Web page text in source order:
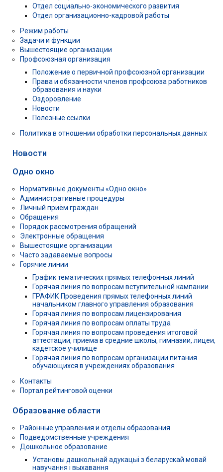
Отдел социально-экономического развития
Отдел организационно-кадровой работы
Режим работы
Задачи и функции
Вышестоящие организации
Профсоюзная организация
Положение о первичной профсоюзной организации
Права и обязанности членов профсоюза работников
образования и науки
Оздоровление
Новости
Полезные ссылки
Политика в отношении обработки персональных данных
Новости
Одно окно
Нормативные документы «Одно окно»
Административные процедуры
Личный приём граждан
Обращения
Порядок рассмотрения обращений
Электронные обращения
Вышестоящие организации
Часто задаваемые вопросы
Горячие линии
График тематических прямых телефонных линий
Горячая линия по вопросам вступительной кампании
ГРАФИК Проведения прямых телефонных линий
начальником главного управления образования
Горячая линия по вопросам лицензирования
Горячая линия по вопросам оплаты труда
Горячая линия по вопросам проведения итоговой
аттестации, приема в средние школы, гимназии, лицеи,
кадетское училище
Горячая линия по вопросам организации питания
обучающихся в учреждениях образования
Контакты
Портал рейтинговой оценки
Образование области
Районные управления и отделы образования
Подведомственные учреждения
Дошкольное образование
Установы дашкольнай адукацыі з беларускай мовай
навучання і выхавання